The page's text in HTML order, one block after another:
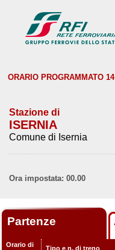
ORARIO PROGRAMMATO
Stazione di
ISERNIA
Comune di Isernia
Ora impostata: 00.00
Partenze
Orario di
Tipo e n. di treno